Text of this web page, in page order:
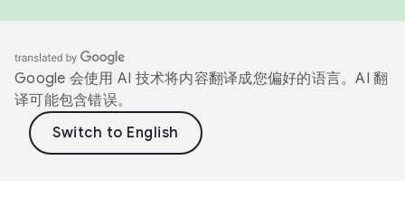
Google 会使用 AI 技术将内容翻译成您偏好的语言。AI 翻
译可能包含错误。